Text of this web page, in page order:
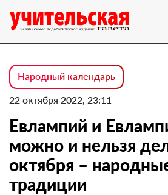
Народный календарь
22 октября 2022, 23:11
Евлампий и
можно и нельзя
октября –
традиции